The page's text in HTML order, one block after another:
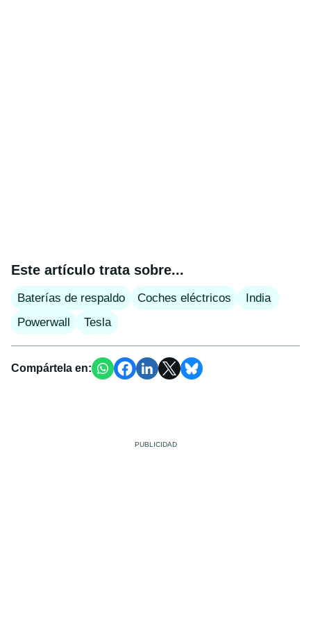
Este artículo trata sobre...
Baterías de respaldo Coches eléctricos
India
Powerwall
Tesla
Compártela en: